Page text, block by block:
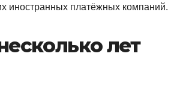
иностранных платёжных компаний.
лет